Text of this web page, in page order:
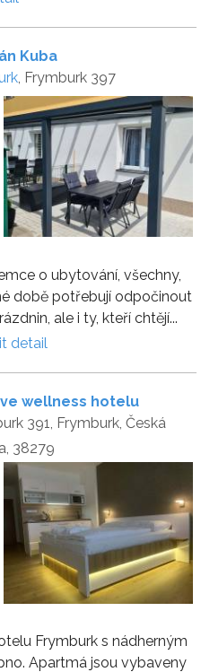
Kuba
, Frymburk 397
o ubytování, všechny,
době potřebují odpočinout
ale i ty, kteří chtějí...
detail
wellness hotelu
391, Frymburk, Česká
38279
Frymburk s nádherným
Apartmá jsou vybaveny